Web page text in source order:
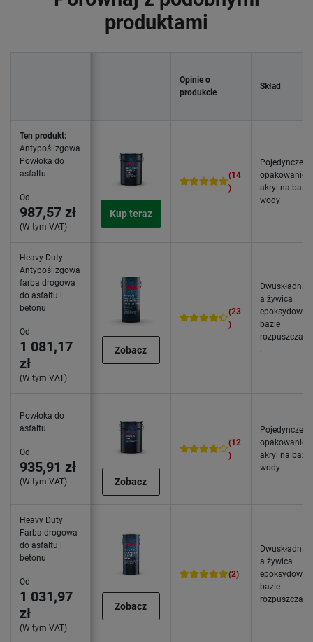
produktami
Opinie o
produkcie
Skład
Ten produkt:
Antypoślizgowa
Powłoka do
asfaltu
Od
987,57 zł
(W tym VAT)
Kup teraz
(14
)
Pojedyncze
opakowanie,
akryl na bazie
wody
Heavy Duty
Antypoślizgowa
farba drogowa
do asfaltu i
betonu
Od
1 081,17
zł
(W tym VAT)
Zobacz
(23
)
a żywica
epoksydowa
bazie
.
Powłoka do
asfaltu
Od
935,91 zł
(W tym VAT) Zobacz
(12
)
Pojedyncze
opakowanie,
akryl na bazie
wody
Heavy Duty
Farba drogowa
do asfaltu i
betonu
Od
1 031,97
zł
(W tym VAT)
Zobacz
(2)
a żywica
epoksydowa
bazie